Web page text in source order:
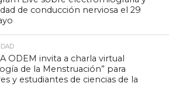
de conducción nerviosa el 29
ODEM invita a charla virtual
de la Menstruación” para
y estudiantes de ciencias de la